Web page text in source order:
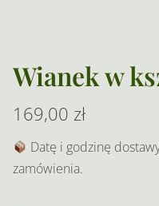
Wianek w
169,00 zł
Datę i godzinę
zamówienia.